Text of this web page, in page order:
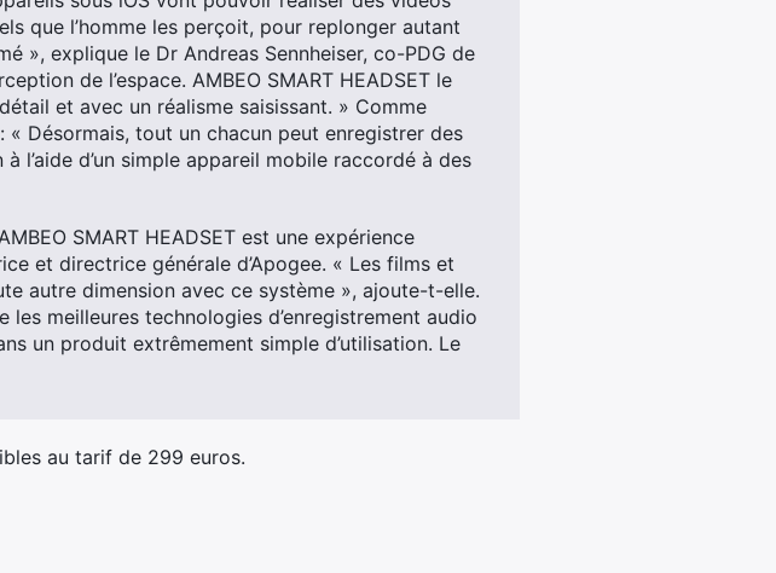
que l’homme les perçoit, pour replonger autant
», explique le Dr Andreas Sennheiser, co-PDG de
de l’espace. AMBEO SMART HEADSET le
et avec un réalisme saisissant. » Comme
« Désormais, tout un chacun peut enregistrer des
l’aide d’un simple appareil mobile raccordé à des
SMART HEADSET est une expérience
et directrice générale d’Apogee. « Les films et
autre dimension avec ce système », ajoute-t-elle.
les meilleures technologies d’enregistrement audio
un produit extrêmement simple d’utilisation. Le
au tarif de 299 euros.